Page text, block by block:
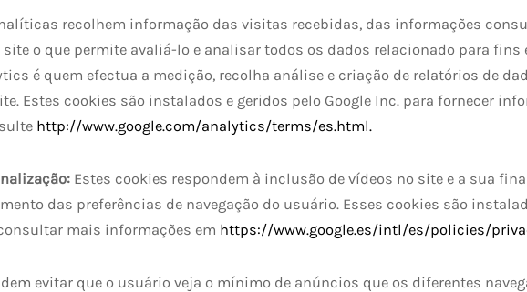
recolhem informação das visitas recebidas, das informações
o que permite avaliá-lo e analisar todos os dados relacionado para
é quem efectua a medição, recolha análise e criação de relatórios de
Estes cookies são instalados e geridos pelo Google Inc. para fornecer
http://www.google.com/analytics/terms/es.html.
Estes cookies respondem à inclusão de vídeos no site e a sua
das preferências de navegação do usuário. Esses cookies são
mais informações em https://www.google.es/intl/es/policies/
evitar que o usuário veja o mínimo de anúncios que os diferentes